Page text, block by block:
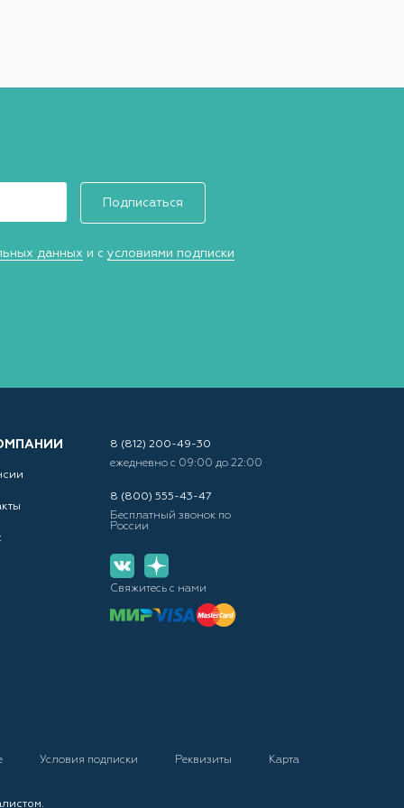
Подписаться
данных и с условиями подписки
8 (812) 200-49-30
ежедневно с 09:00 до 22:00
8 (800) 555-43-47
Бесплатный звонок по
России
Свяжитесь с нами
Условия подписки Реквизиты
Карта